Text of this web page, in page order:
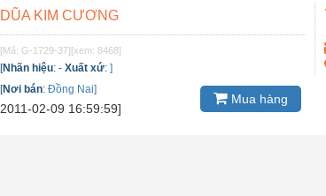
DŨA KIM CƯƠNG
[Mã: G-1729-37][xem: 8468]
[Nhãn hiệu:-Xuất xứ:]
[Nơi bán:Đồng Nai]
2011-02-09 16:59:59]
Mua hàng